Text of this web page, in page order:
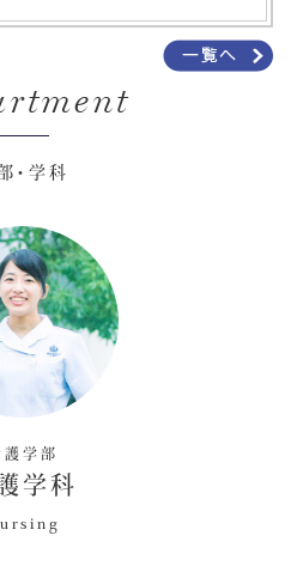
・学科
護学部
学科